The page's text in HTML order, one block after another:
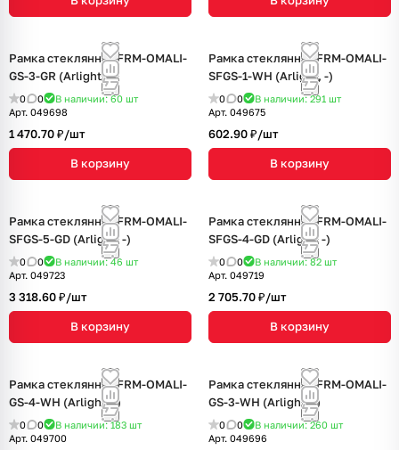
Рамка стеклянная FRM-OMALI-
GS-3-GR (Arlight, -)
0 0 В наличии: 60 шт
Арт. 049698
1 470.70 ₽/шт
В корзину
Рамка стеклянная FRM-OMALI-
SFGS-1-WH (Arlight, -)
0 0 В наличии: 291 шт
Арт. 049675
602.90 ₽/шт
В корзину
Рамка стеклянная FRM-OMALI-
SFGS-5-GD (Arlight, -)
0 0 В наличии: 46 шт
Арт. 049723
3 318.60 ₽/шт
В корзину
Рамка стеклянная FRM-OMALI-
SFGS-4-GD (Arlight, -)
0 0 В наличии: 82 шт
Арт. 049719
2 705.70 ₽/шт
В корзину
Рамка стеклянная FRM-OMALI-
GS-4-WH (Arlight, -)
0 0 В наличии: 183 шт
Арт. 049700
Рамка стеклянная FRM-OMALI-
GS-3-WH (Arlight, -)
0 0 В наличии: 260 шт
Арт. 049696